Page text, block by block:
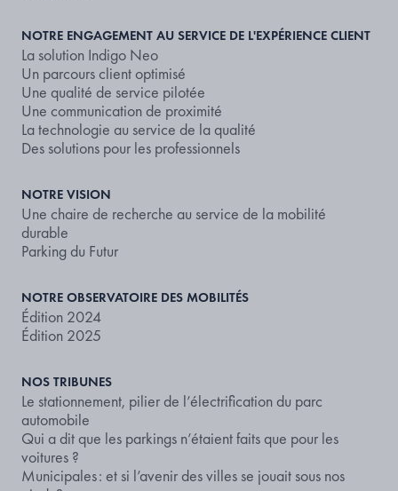
NOTRE ENGAGEMENT AU SERVICE DE L'EXPÉRIENCE CLIENT
La solution Indigo Neo
Un parcours client optimisé
Une qualité de service pilotée
Une communication de proximité
La technologie au service de la qualité
Des solutions pour les professionnels
NOTRE VISION
Une chaire de recherche au service de la mobilité
durable
Parking du Futur
NOTRE OBSERVATOIRE DES MOBILITÉS
Édition 2024
Édition 2025
NOS TRIBUNES
Le stationnement, pilier de l’électrification du parc
automobile
Qui a dit que les parkings n’étaient faits que pour les
voitures ?
Municipales : et si l’avenir des villes se jouait sous nos